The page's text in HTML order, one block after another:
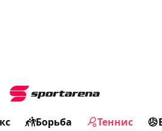
Борьба Теннис